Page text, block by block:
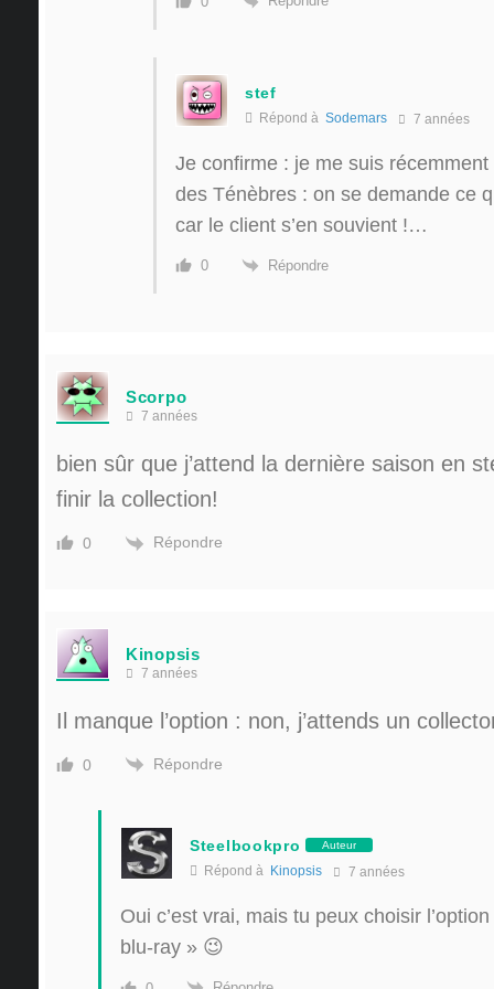
stef
Répond à Sodemars 7 années
Je confirme : je me suis
des Ténèbres : on se demande ce
car le client s’en souvient !…
0 Répondre
Scorpo
7 années
bien sûr que j’attend la dernière saison en
finir la collection!
0 Répondre
Kinopsis
7 années
Il manque l’option : non, j’attends un
0 Répondre
Steelbookpro Auteur
Répond à Kinopsis 7 années
Oui c’est vrai, mais tu peux choisir
blu-ray » 😉